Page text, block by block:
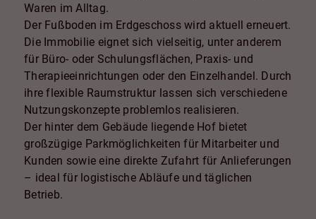
Waren im Alltag.
Der Fußboden im Erdgeschoss wird aktuell erneuert.
Die Immobilie eignet sich vielseitig, unter anderem
für Büro- oder Schulungsflächen, Praxis- und
Therapieeinrichtungen oder den Einzelhandel. Durch
ihre flexible Raumstruktur lassen sich verschiedene
Nutzungskonzepte problemlos realisieren.
Der hinter dem Gebäude liegende Hof bietet
großzügige Parkmöglichkeiten für Mitarbeiter und
Kunden sowie eine direkte Zufahrt für Anlieferungen
– ideal für logistische Abläufe und täglichen
Betrieb.